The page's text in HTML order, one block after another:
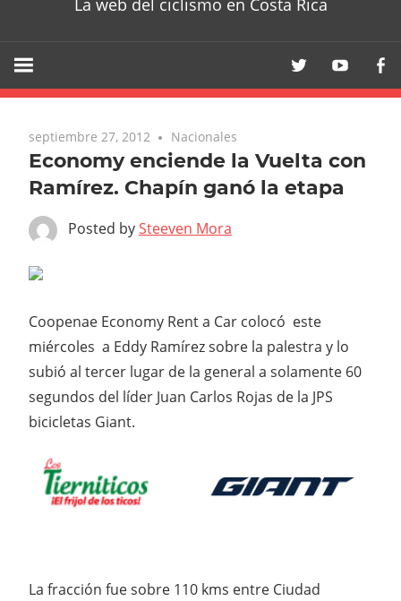
La web del ciclismo en Costa Rica
septiembre 27, 2012 Nacionales
Economy enciende la Vuelta con
Ramírez. Chapín ganó la etapa
Posted bySteeven Mora
Coopenae Economy Rent a Car colocó este
miércoles a Eddy Ramírez sobre la palestra y lo
subió al tercer lugar de la general a solamente 60
segundos del líder Juan Carlos Rojas de la JPS
bicicletas Giant.
La fracción fue sobre 110 kms entre Ciudad